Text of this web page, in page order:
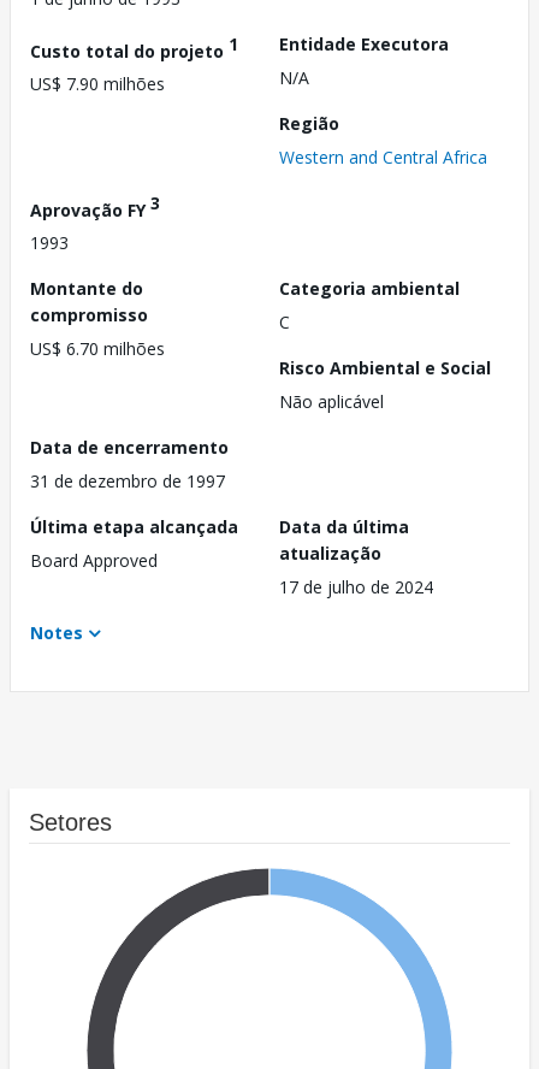
Custo total do projeto 1
US$ 7.90 milhões
Entidade Executora
N/A
Região
Western and Central Africa
Aprovação FY3
1993
Montante do
compromisso
US$ 6.70 milhões
Categoria ambiental
C
Risco Ambiental e Social
Não aplicável
Data de encerramento
31 de dezembro de 1997
Última etapa alcançada
Board Approved
Data da última
atualização
17 de julho de 2024
Notes
Setores